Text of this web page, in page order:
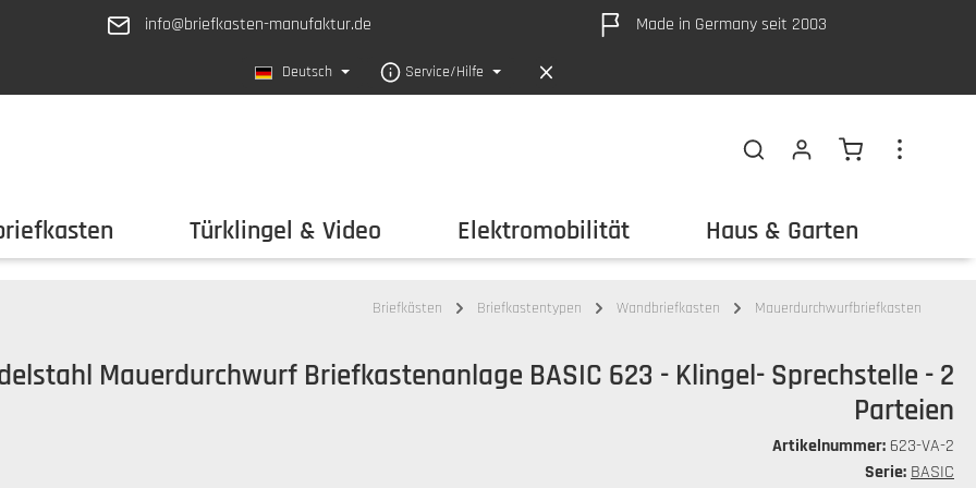
info@briefkasten-manufaktur.de Made in Germany seit 2003
Deutsch Service/Hilfe
Warenkorb
Türklingel & Video Elektromobilität Haus & Garten
Briefkästen Briefkastentypen Wandbriefkasten Mauerdurchwurfbriefkasten
Mauerdurchwurf Briefkastenanlage BASIC 623 - Klingel- Sprechstelle - 2
Parteien
Artikelnummer: 623-VA-2
Serie: BASIC